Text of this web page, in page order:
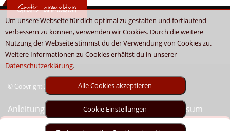
Um unsere Webseite für dich optimal zu gestalten und fortlaufend
verbessern zu können, verwenden wir Cookies. Durch die weitere
Nutzung der Webseite stimmst du der Verwendung von Cookies zu.
Weitere Informationen zu Cookies erhältst du in unserer
Datenschutzerklärung.
Alle Cookies akzeptieren
Cookie Einstellungen
Gratis anmelden
© Copyright 2026 - Boni.tv / Cashback & Gutscheine
Anleitung Sitemap Kontakt Unser Impressum